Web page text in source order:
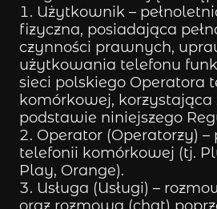
Użytkownik –
fizyczna, posiadająca
czynności prawnych,
użytkowania telefonu
sieci polskiego Operatora
komórkowej, korzystająca
podstawie niniejszego
Operator (Operatorzy)
telefonii komórkowej (tj.
Play, Orange).
Usługa (Usługi) –